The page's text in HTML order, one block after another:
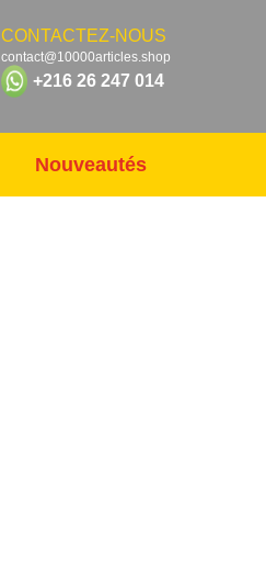
CONTACTEZ-NOUS
contact@10000articles.shop
+216 26 247 014
Nouveautés